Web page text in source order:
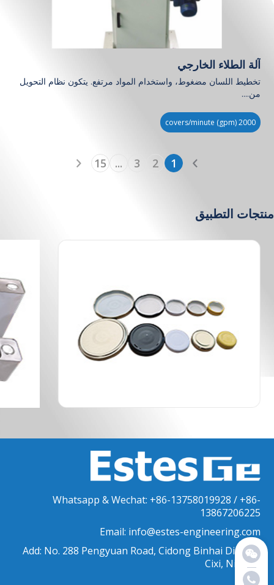
آلة الطلاء الخارجي
تخطيط اللسان مضغوط، واستخدام المواد مرتفع. يتكون نظام التحويل
من....
2000 covers/minute (gpm)
1
2
3
...
15
منتجات التطبيق
Whatsapp & Wechat: +86-13758019928 / +86-
13867206225
Email: info@estes-engineering.com
Add: No. 288 Pengyuan Road, Cidong Binhai District,
Cixi, Ningbo